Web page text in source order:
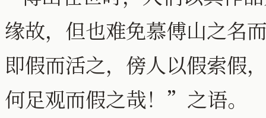
缘故，但也难免慕傅山之名
即假而活之，傍人以假索假
何足观而假之哉！”之语。